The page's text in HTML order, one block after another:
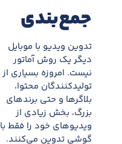
جمع‌بندی
تدوین ویدیو با موبایل
دیگر یک روش آماتور
نیست. امروزه بسیاری از
تولیدکنندگان محتوا،
بلاگرها و حتی برندهای
بزرگ، بخش زیادی از
ویدیوهای خود را فقط با
گوشی تدوین می‌کنند.